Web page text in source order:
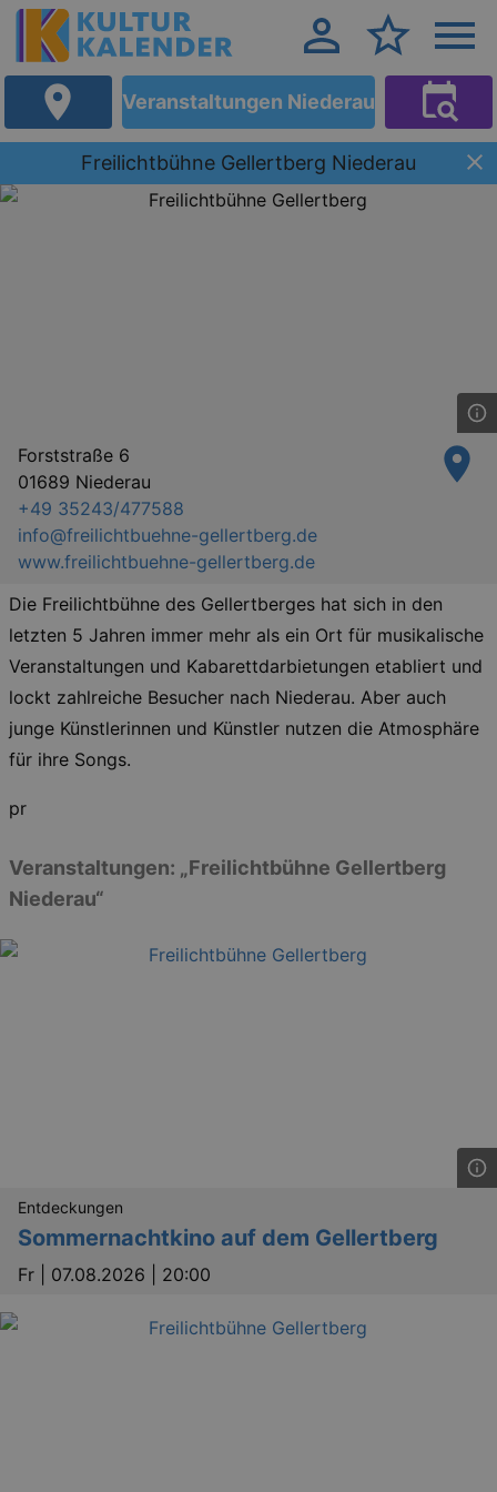
Veranstaltungen Niederau
Freilichtbühne Gellertberg Niederau
Forststraße 6
01689 Niederau
+49 35243/477588
info@freilichtbuehne-gellertberg.de
www.freilichtbuehne-gellertberg.de
Die Freilichtbühne des Gellertberges hat sich in den
letzten 5 Jahren immer mehr als ein Ort für musikalische
Veranstaltungen und Kabarettdarbietungen etabliert und
lockt zahlreiche Besucher nach Niederau. Aber auch
junge Künstlerinnen und Künstler nutzen die Atmosphäre
für ihre Songs.
pr
Veranstaltungen: „Freilichtbühne Gellertberg
Niederau“
Entdeckungen
Sommernachtkino auf dem Gellertberg
Fr | 07.08.2026 | 20:00